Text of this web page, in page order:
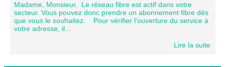
Madame, Monsieur, Le réseau fibre est actif dans votre
secteur. Vous pouvez donc prendre un abonnement fibre dès
que vous le souhaitez. Pour vérifier l'ouverture du service à
votre adresse, il...
Lire la suite